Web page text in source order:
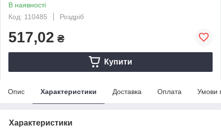
В наявності
Код: 110485
Роздріб
517,02 ₴
Купити
Опис Характеристики Доставка Оплата Умови
Характеристики